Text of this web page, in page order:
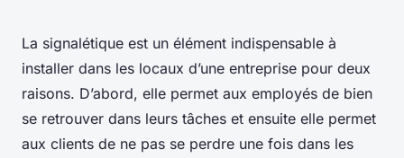
La signalétique est un élément indispensable à
installer dans les locaux d’une entreprise pour deux
raisons. D’abord, elle permet aux employés de bien
se retrouver dans leurs tâches et ensuite elle permet
aux clients de ne pas se perdre une fois dans les